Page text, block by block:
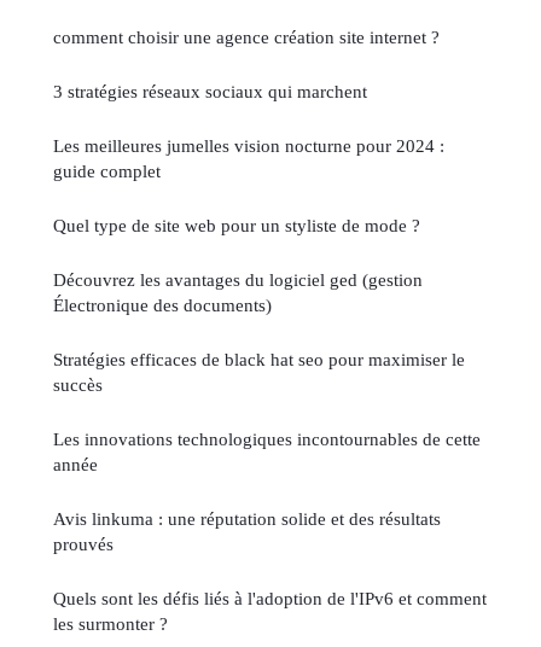
comment choisir une agence création site internet ?
3 stratégies réseaux sociaux qui marchent
Les meilleures jumelles vision nocturne pour 2024 :
guide complet
Quel type de site web pour un styliste de mode ?
Découvrez les avantages du logiciel ged (gestion
Électronique des documents)
Stratégies efficaces de black hat seo pour maximiser le
succès
Les innovations technologiques incontournables de cette
année
Avis linkuma : une réputation solide et des résultats
prouvés
Quels sont les défis liés à l'adoption de l'IPv6 et comment
les surmonter ?